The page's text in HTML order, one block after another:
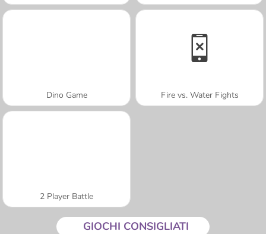
Dino Game Fire vs. Water Fights
2 Player Battle
GIOCHI CONSIGLIATI